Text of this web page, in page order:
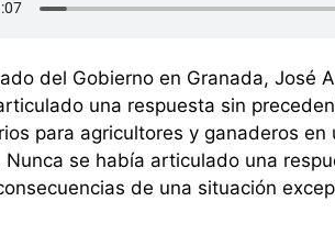
del Gobierno en Granada, José
una respuesta sin
para agricultores y ganaderos
Nunca se había articulado una
de una situación